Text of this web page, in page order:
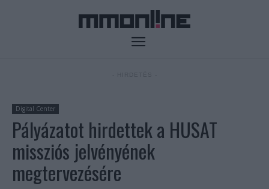
Digital Center
Pályázatot hirdettek a HUSAT
missziós jelvényének
megtervezésére